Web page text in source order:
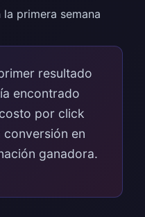
la primera semana
resultado
encontrado
por click
en
ganadora.